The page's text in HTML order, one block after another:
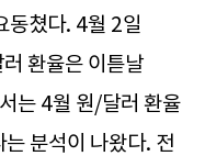
동쳤다. 4월 2일
환율은 이튿날
는 4월 원/달러 환율
분석이 나왔다. 전